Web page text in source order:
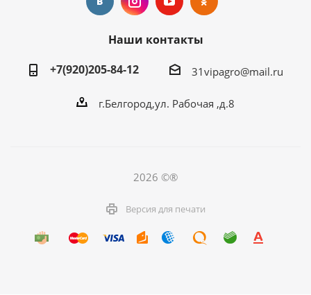
Наши контакты
+7(920)205-84-12
31vipagro@mail.ru
г.Белгород,ул. Рабочая ,д.8
2026 ©®
Версия для печати